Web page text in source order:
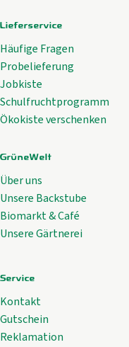
Lieferservice
Häufige Fragen
Probelieferung
Jobkiste
Schulfruchtprogramm
Ökokiste verschenken
GrüneWelt
Über uns
Unsere Backstube
Biomarkt & Café
Unsere Gärtnerei
Service
Kontakt
Gutschein
Reklamation